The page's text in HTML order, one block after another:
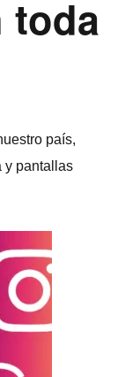
toda
país,
y pantallas